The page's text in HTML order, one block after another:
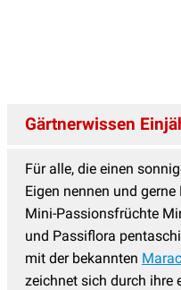
Gärtnerwissen
Für alle, die einen
Eigen nennen und
Mini-Passionsfrüchte
und Passiflora
mit der bekannten
zeichnet sich durch ihre